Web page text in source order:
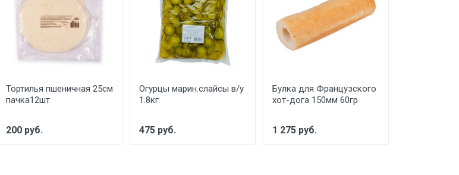
Тортилья пшеничная 25см
пачка12шт
200 руб.
Огурцы марин.слайсы в/у
1.8кг
475 руб.
Булка для Французского
хот-дога 150мм 60гр
1 275 руб.